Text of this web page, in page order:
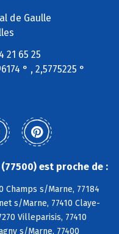
de Gaulle
21 65 25
° , 2,5775225 °
est proche de :
Champs s/Marne, 77184
s/Marne, 77410 Claye-
Villeparisis, 77410
s/Marne, 77400